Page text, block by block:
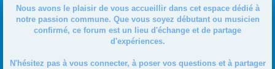
Nous avons le plaisir de vous accueillir dans cet espace dédié à
notre passion commune. Que vous soyez débutant ou musicien
confirmé, ce forum est un lieu d'échange et de partage
d'expériences.
N'hésitez pas à vous connecter, à poser vos questions et à partager